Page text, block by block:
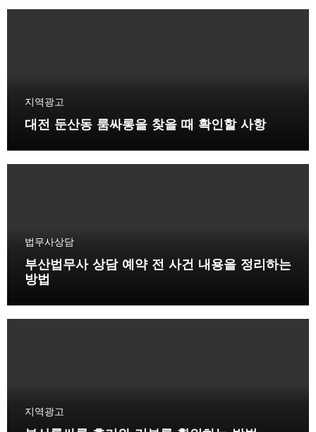
지역광고
대전 둔산동 룸싸롱을 찾을 때 확인할 사항
법무사상담
부산법무사 상담 예약 전 사건 내용을 정리하는
방법
지역광고